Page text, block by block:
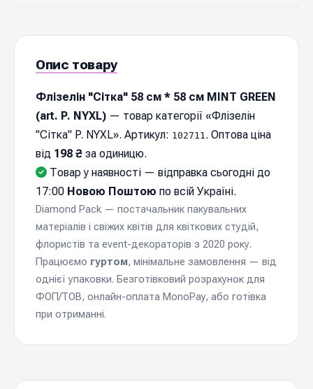
Опис товару
Флізелін "Сітка" 58 см * 58 см MINT GREEN
(art. P. NYXL) — товар категорії «Флізелін
"Сітка" P. NYXL». Артикул: 102711. Оптова ціна
від 198 ₴ за одиницю.
Товар у наявності — відправка cьогодні до
17:00 Новою Поштою по всій Україні.
Diamond Pack — постачальник пакувальних
матеріалів і свіжих квітів для квіткових студій,
флористів та event-декораторів з 2020 року.
Працюємо гуртом, мінімальне замовлення — від
однієї упаковки. Безготівковий розрахунок для
ФОП/ТОВ, онлайн-оплата MonoPay, або готівка
при отриманні.